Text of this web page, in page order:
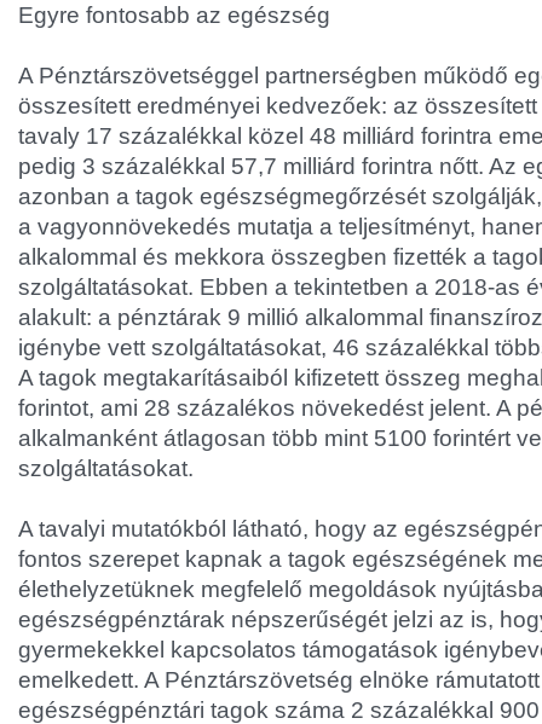
Egyre fontosabb az egészség
A Pénztárszövetséggel partnerségben működő
összesített eredményei kedvezőek: az
tavaly 17 százalékkal közel 48 milliárd forintra
pedig 3 százalékkal 57,7 milliárd forintra nőtt. Az
azonban a tagok egészségmegőrzését
a vagyonnövekedés mutatja a teljesítményt,
alkalommal és mekkora összegben fizették a
szolgáltatásokat. Ebben a tekintetben a 2018-as
alakult: a pénztárak 9 millió alkalommal
igénybe vett szolgáltatásokat, 46 százalékkal
A tagok megtakarításaiból kifizetett összeg
forintot, ami 28 százalékos növekedést jelent. A
alkalmanként átlagosan több mint 5100 forintért
szolgáltatásokat.
A tavalyi mutatókból látható, hogy az
fontos szerepet kapnak a tagok egészségének
élethelyzetüknek megfelelő megoldások
egészségpénztárak népszerűségét jelzi az is,
gyermekekkel kapcsolatos támogatások
emelkedett. A Pénztárszövetség elnöke
egészségpénztári tagok száma 2 százalékkal